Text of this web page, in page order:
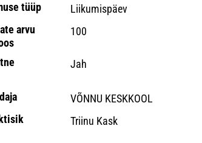
tüüp
Liikumispäev
arvu
100
Jah
VÕNNU KESKKOOL
Triinu Kask